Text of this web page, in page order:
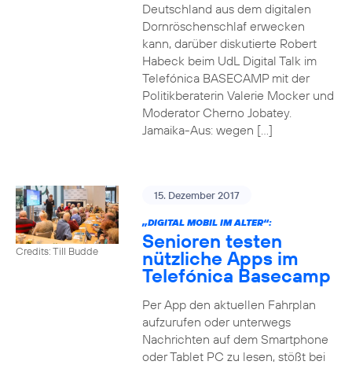
Deutschland aus dem digitalen
Dornröschenschlaf erwecken
kann, darüber diskutierte Robert
Habeck beim UdL Digital Talk im
Telefónica BASECAMP mit der
Politikberaterin Valerie Mocker und
Moderator Cherno Jobatey.
Jamaika-Aus: wegen […]
Credits: Till Budde
15. Dezember 2017
„DIGITAL MOBIL IM ALTER“:
Senioren testen
nützliche Apps im
Telefónica Basecamp
Per App den aktuellen Fahrplan
aufzurufen oder unterwegs
Nachrichten auf dem Smartphone
oder Tablet PC zu lesen, stößt bei